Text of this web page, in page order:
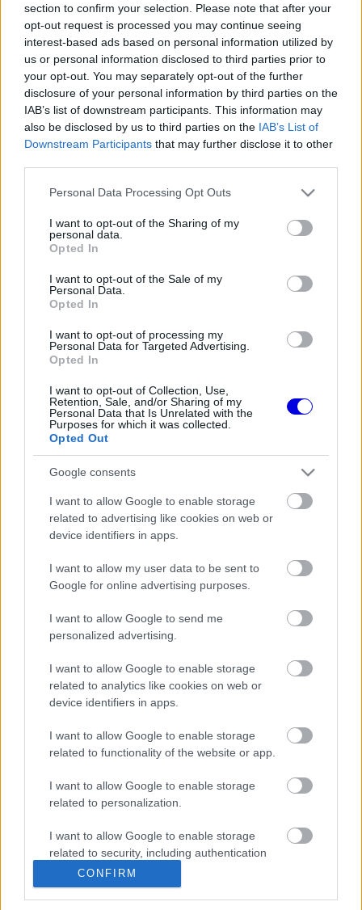
section to confirm your selection. Please note that after your
opt-out request is processed you may continue seeing
interest-based ads based on personal information utilized by
us or personal information disclosed to third parties prior to
your opt-out. You may separately opt-out of the further
disclosure of your personal information by third parties on the
IAB’s list of downstream participants. This information may
also be disclosed by us to third parties on the IAB’s List of
Downstream Participants that may further disclose it to other
Please note that this website/app uses one or more Google
not limited to your visit or usage behaviour. You may click to
grant or deny consent to Google and its third-party tags to
use your data for below specified purposes in below Google
consent section.
Personal Data Processing Opt Outs
I want to opt-out of the Sharing of my
personal data.
Opted In
I want to opt-out of the Sale of my
Personal Data.
Opted In
I want to opt-out of processing my
Personal Data for Targeted Advertising.
Opted In
I want to opt-out of Collection, Use,
Retention, Sale, and/or Sharing of my
Personal Data that Is Unrelated with the
Purposes for which it was collected.
Opted Out
Google consents
I want to allow Google to enable storage
related to advertising like cookies on web or
device identifiers in apps.
I want to allow my user data to be sent to
Google for online advertising purposes.
I want to allow Google to send me
personalized advertising.
I want to allow Google to enable storage
related to analytics like cookies on web or
device identifiers in apps.
I want to allow Google to enable storage
related to functionality of the website or app.
I want to allow Google to enable storage
related to personalization.
I want to allow Google to enable storage
related to security, including authentication
functionality and fraud prevention, and other
user protection.
CONFIRM
Régi rendszerű fiókkal rendelkezel?
Lépj be felhasználónévvel és jelszóval, majd állj át
az e-mail alapú rendszerre.
P
Panther
2025. 12. 02. 14:13
Charles Leclerc immár 18–5-re vezet Hamilton
ellen, ami minden eddiginél súlyosabb vereség a
Marcus Ericsson 2018-as 17–4-es hátrányával.
1 Némítás Válasz
Panther
2025. 12. 02. 14:12
Pedig vicces nézni hogy mennyire beég hétről
hétre a kamubajnok. Mondjuk a Ferrari
1 Némítás Válasz
Friss tartalmakért kövessetek minket a Google
Híreken is.
FRISS HÍREK
Francia hatalomátvételről suttognak a Red
Bullnál
Lewis Hamilton megmutatta új kiskutyáját
Keményen bírálják a Red Bullt a folyamatos
Ketyeg az óra a Red Bullnál Max Verstappen
kilépési záradéka miatt
Újra harcban a győzelemért – ez hoza meg
Lewis Hamilton feltámadását